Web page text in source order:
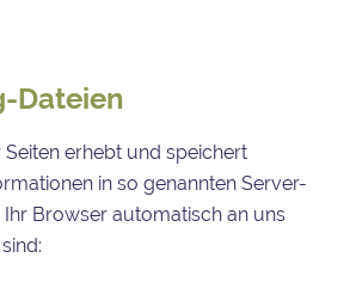
Dateien
erhebt und speichert
in so genannten Server-
Ihr Browser automatisch an uns